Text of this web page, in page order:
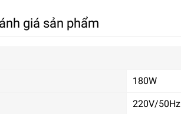
giá sản phẩm
180W
220V/50Hz